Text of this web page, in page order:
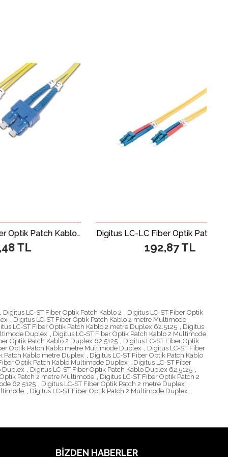
Digitus LC-SC Fiber Optik Patch Kablo, 3 metre, Singlemode, Duplex, 09/125
192,87 TL
Digitus LC-ST Fiber Optik Patch Kablo 2
Digitus LC-ST Fiber Optik
Digitus LC-ST Fiber Optik Patch Kablo 2 metre Multimode
LC-ST Fiber Optik Patch Kablo 2 metre Duplex 62.5125
Digitus
Duplex
Digitus LC-ST Fiber Optik Patch Kablo 2 Multimode
Optik Patch Kablo 2 Duplex 62.5125
Digitus LC-ST Fiber Optik
Optik Patch Kablo metre Multimode Duplex
Digitus LC-ST Fiber
Patch Kablo metre Duplex
Digitus LC-ST Fiber Optik Patch Kablo
Optik Patch Kablo Multimode Duplex
Digitus LC-ST Fiber
Duplex Digitus LC-ST Fiber Optik Patch Kablo Duplex 62.5125
Patch 2 metre Multimode
Digitus LC-ST Fiber Optik Patch 2
62.5125 Digitus LC-ST Fiber Optik Patch 2 metre Duplex
Digitus LC-ST Fiber Optik Patch 2 Multimode Duplex
BIZDEN HABERLER